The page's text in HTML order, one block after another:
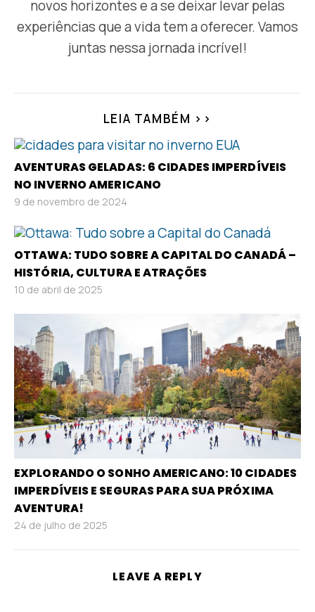
novos horizontes e a se deixar levar pelas
experiências que a vida tem a oferecer. Vamos
juntas nessa jornada incrível!
LEIA TAMBÉM >>
AVENTURAS GELADAS: 6 CIDADES IMPERDÍVEIS
NO INVERNO AMERICANO
9 de novembro de 2024
OTTAWA: TUDO SOBRE A CAPITAL DO CANADÁ –
HISTÓRIA, CULTURA E ATRAÇÕES
10 de abril de 2025
EXPLORANDO O SONHO AMERICANO: 10 CIDADES
IMPERDÍVEIS E SEGURAS PARA SUA PRÓXIMA
AVENTURA!
24 de julho de 2025
LEAVE A REPLY